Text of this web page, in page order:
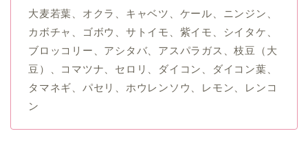
大麦若葉、オクラ、キャベツ、ケール、ニンジン、
カボチャ、ゴボウ、サトイモ、紫イモ、シイタケ、
ブロッコリー、アシタバ、アスパラガス、枝豆（大
豆）、コマツナ、セロリ、ダイコン、ダイコン葉、
タマネギ、パセリ、ホウレンソウ、レモン、レンコ
ン